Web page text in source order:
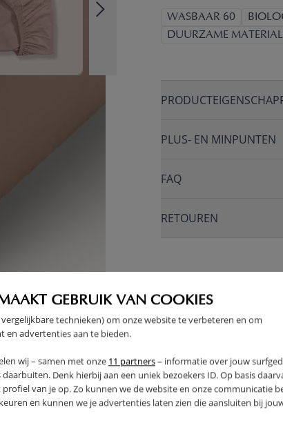
GEBRUIK VAN COOKIES
technieken) om onze website te verbeteren en om
en advertenties aan te bieden.
wij – samen met onze 11 partners– informatie over jouw
Denk hierbij aan een uniek bezoekers ID. Op basis
van je op. Zo kunnen we de website en onze communicatie
en kunnen we je advertenties laten zien die aansluiten bij
WASBAAR 60
DUURZAME
PLUS- EN MINPUNTEN
FAQ
RETOUREN